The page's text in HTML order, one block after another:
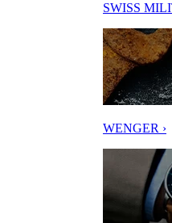
SWISS
WENGER ›